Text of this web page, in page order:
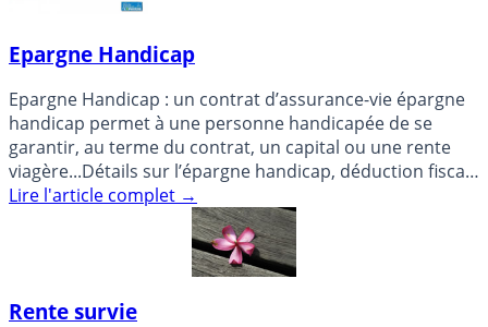
Epargne Handicap
Epargne Handicap : un contrat d’assurance-vie épargne
handicap permet à une personne handicapée de se
garantir, au terme du contrat, un capital ou une rente
viagère...Détails sur l’épargne handicap, déduction fiscale
à la (...)
Lire l'article complet →
Rente survie